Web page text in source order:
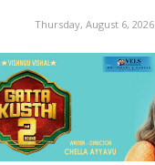
Thursday, August 6, 2026